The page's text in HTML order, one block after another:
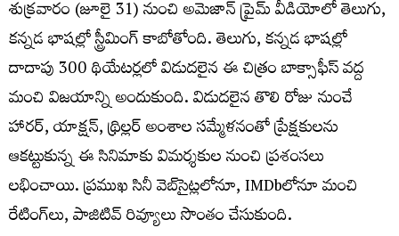
శుక్ర‌వారం (జూలై 31) నుంచి అమెజాన్ ప్రైమ్ వీడియోలో తెలుగు,
కన్నడ భాషల్లో స్ట్రీమింగ్ కాబోతోంది. తెలుగు, కన్నడ భాష‌ల్లో
దాదాపు 300 థియేటర్లలో విడుదలైన ఈ చిత్రం బాక్సాఫీస్ వద్ద
మంచి విజయాన్ని అందుకుంది. విడుదలైన తొలి రోజు నుంచే
హారర్, యాక్షన్, థ్రిల్లర్ అంశాల సమ్మేళనంతో ప్రేక్షకులను
ఆకట్టుకున్న ఈ సినిమాకు విమర్శకుల నుంచి ప్రశంసలు
లభించాయి. ప్రముఖ సినీ వెబ్‌సైట్లలోనూ, IMDbలోనూ మంచి
రేటింగ్‌లు, పాజిటివ్ రివ్యూలు సొంతం చేసుకుంది.